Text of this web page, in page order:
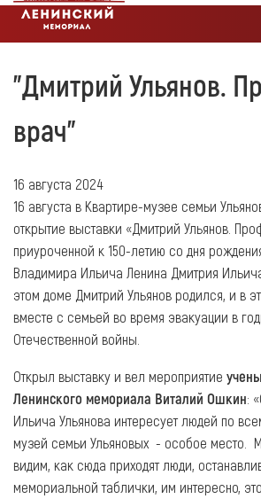
"Дмитрий Ульянов.
врач"
16 августа 2024
16 августа в Квартире-музее семьи
открытие выставки «Дмитрий Ульянов.
приуроченной к 150-летию со дня
Владимира Ильича Ленина Дмитрия
этом доме Дмитрий Ульянов родился, и в
вместе с семьей во время эвакуации в
Отечественной войны.
Открыл выставку и вел мероприятие
Ленинского мемориала Виталий Ошкин:
Ильича Ульянова интересует людей по
музей семьи Ульяновых - особое место.
видим, как сюда приходят люди,
мемориальной таблички, им интересно,